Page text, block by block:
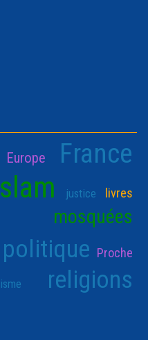
Europe France
justice livres
mosquées
politique Proche
religions